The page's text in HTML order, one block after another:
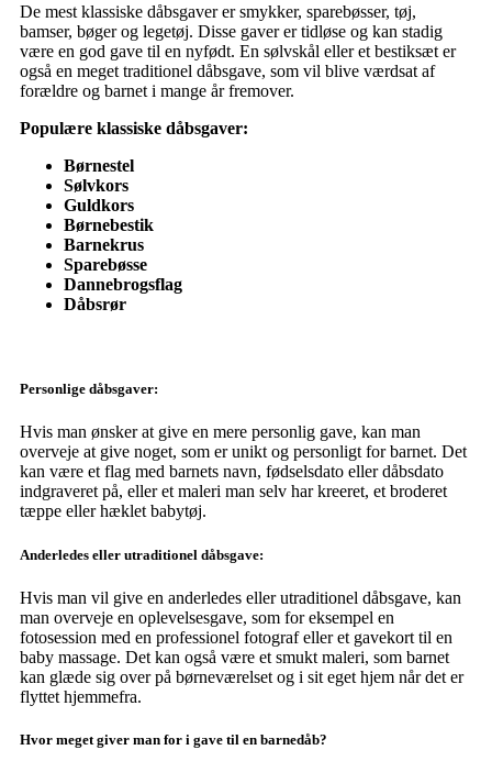
De mest klassiske dåbsgaver er smykker, sparebøsser, tøj,
bamser, bøger og legetøj. Disse gaver er tidløse og kan stadig
være en god gave til en nyfødt. En sølvskål eller et bestiksæt er
også en meget traditionel dåbsgave, som vil blive værdsat af
forældre og barnet i mange år fremover.
Populære klassiske dåbsgaver:
Børnestel
Sølvkors
Guldkors
Børnebestik
Barnekrus
Sparebøsse
Dannebrogsflag
Dåbsrør
Personlige dåbsgaver:
Hvis man ønsker at give en mere personlig gave, kan man
overveje at give noget, som er unikt og personligt for barnet. Det
kan være et flag med barnets navn, fødselsdato eller dåbsdato
indgraveret på, eller et maleri man selv har kreeret, et broderet
tæppe eller hæklet babytøj.
Anderledes eller utraditionel dåbsgave:
Hvis man vil give en anderledes eller utraditionel dåbsgave, kan
man overveje en oplevelsesgave, som for eksempel en
fotosession med en professionel fotograf eller et gavekort til en
baby massage. Det kan også være et smukt maleri, som barnet
kan glæde sig over på børneværelset og i sit eget hjem når det er
flyttet hjemmefra.
Hvor meget giver man for i gave til en barnedåb?